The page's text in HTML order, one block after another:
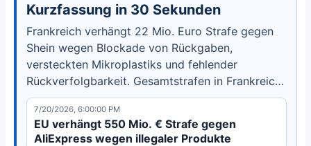
Kurzfassung in 30 Sekunden
Frankreich verhängt 22 Mio. Euro Strafe gegen
Shein wegen Blockade von Rückgaben,
versteckten Mikroplastiks und fehlender
Rückverfolgbarkeit. Gesamtstrafen in Frankreich
über 210 Mio. Euro, während EU ein DSA-
Verfahren einleitet.
7/20/2026, 6:00:00 PM
EU verhängt 550 Mio. € Strafe gegen
AliExpress wegen illegaler Produkte